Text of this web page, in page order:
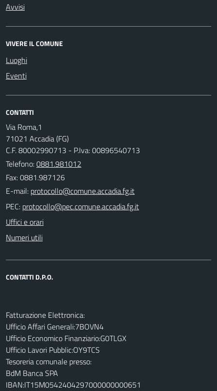
Avvisi
VIVERE IL COMUNE
Luoghi
Eventi
CONTATTI
Via Roma,1
71021 Accadia (FG)
C.F. 80002990713 - P.Iva: 00896540713
Telefono:0881.981012
Fax: 0881.987126
E-mail:
PEC:
Uffici e orari
Numeri utili
CONTATTI D.P.O.
Fatturazione Elettronica:
Ufficio Affari Generali:7BOVN4
Ufficio Economico Finanziario:G0TLGX
Ufficio Lavori Pubblic:OY9TCS
Tesoreria comunale presso:
BdM Banca SPA
IBAN:IT15M0542404297000000000651